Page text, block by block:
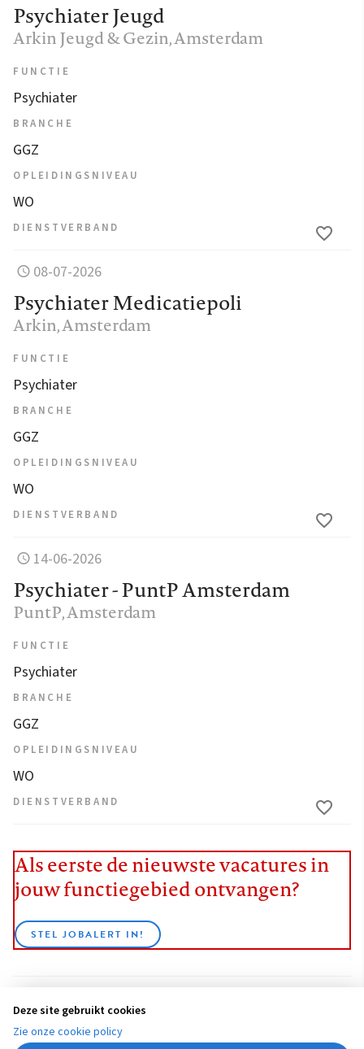
Psychiater Jeugd
Arkin Jeugd & Gezin, Amsterdam
FUNCTIE
Psychiater
BRANCHE
GGZ
OPLEIDINGSNIVEAU
WO
DIENSTVERBAND
08-07-2026
Psychiater Medicatiepoli
Arkin, Amsterdam
FUNCTIE
Psychiater
BRANCHE
GGZ
OPLEIDINGSNIVEAU
WO
DIENSTVERBAND
14-06-2026
Psychiater - PuntP Amsterdam
PuntP, Amsterdam
FUNCTIE
Psychiater
BRANCHE
GGZ
OPLEIDINGSNIVEAU
WO
DIENSTVERBAND
Als eerste de nieuwste vacatures in
jouw functiegebied ontvangen?
STEL JOBALERT IN!
BEKIJK ALLE VACATURES
Deze site gebruikt cookies
Zie onze cookie policy